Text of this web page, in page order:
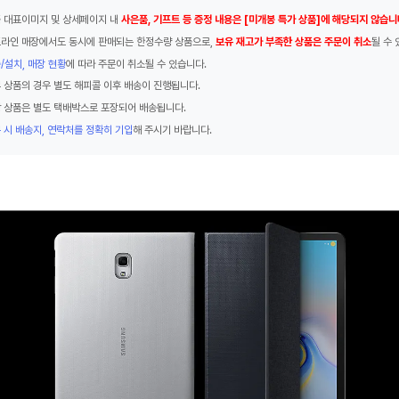
대표이미지 및 상세페이지 내 사은품, 기프트 등 증정 내용은 [미개봉 특가 상품]에 해당되지 않습
인 매장에서도 동시에 판매되는 한정수량 상품으로, 보유 재고가 부족한 상품은 주문이 취소될 수
설치, 매장 현황에 따라 주문이 취소될 수 있습니다.
상품의 경우 별도 해피콜 이후 배송이 진행됩니다.
상품은 별도 택배박스로 포장되어 배송됩니다.
시 배송지, 연락처를 정확히 기입해 주시기 바랍니다.